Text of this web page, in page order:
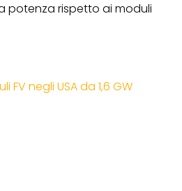
potenza rispetto ai moduli
negli USA da 1,6 GW